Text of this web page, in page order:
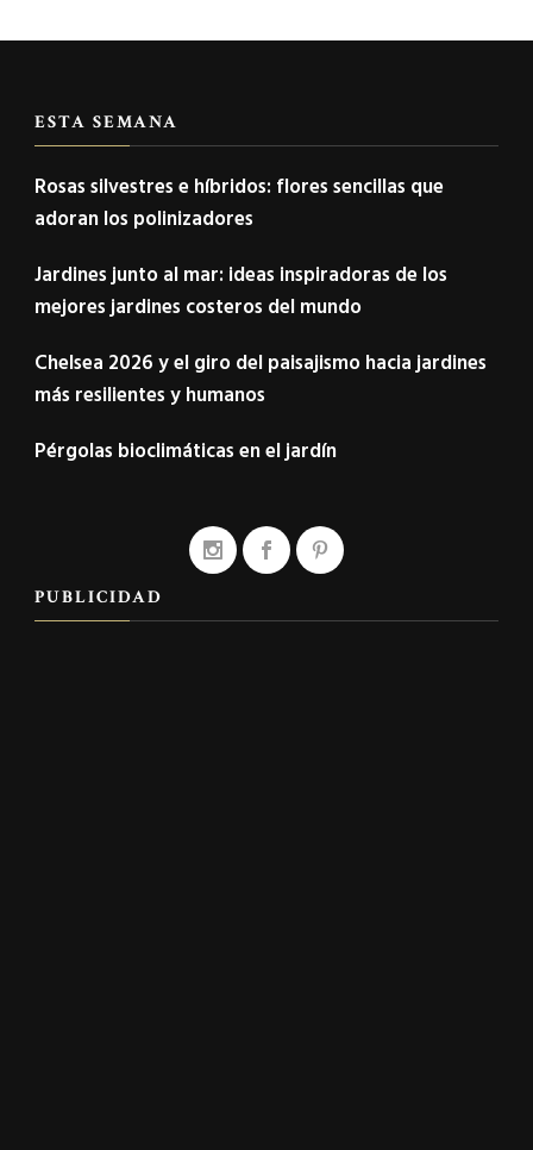
ESTA SEMANA
Rosas silvestres e híbridos: flores sencillas que
adoran los polinizadores
Jardines junto al mar: ideas inspiradoras de los
mejores jardines costeros del mundo
Chelsea 2026 y el giro del paisajismo hacia jardines
más resilientes y humanos
Pérgolas bioclimáticas en el jardín
PUBLICIDAD